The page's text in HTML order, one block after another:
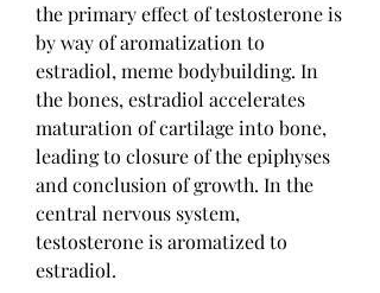
the primary effect of testosterone is
by way of aromatization to
estradiol, meme bodybuilding. In
the bones, estradiol accelerates
maturation of cartilage into bone,
leading to closure of the epiphyses
and conclusion of growth. In the
central nervous system,
testosterone is aromatized to
estradiol.